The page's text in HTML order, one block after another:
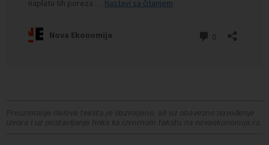
Preuzimanje delova teksta je dozvoljeno, ali uz obavezno navođenje
izvora i uz postavljanje linka ka izvornom tekstu na novaekonomija.rs